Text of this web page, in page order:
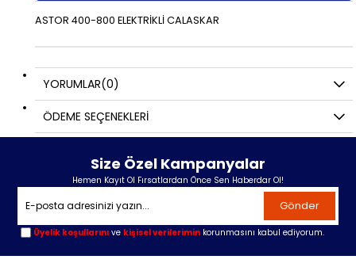
ASTOR 400-800 ELEKTRİKLİ CALASKAR
YORUMLAR(0)
ÖDEME SEÇENEKLERI
Size Özel Kampanyalar
Hemen Kayıt Ol Fırsatlardan Önce Sen Haberdar Ol!
Gönder
Üyelik koşullarını ve kişisel verilerimin korunmasını kabul ediyorum.